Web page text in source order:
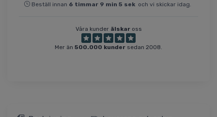
Beställ innan 6 timmar 9 min 4 sek och vi skickar idag.
Våra kunder älskaross
Mer än 500.000 kunder sedan 2008.